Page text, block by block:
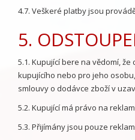
4.7. Veškeré platby jsou
5.
5.1. Kupující bere na vědomí,
kupujícího nebo pro jeho
smlouvy o dodávce zboží v
5.2. Kupující má právo na
5.3. Přijímány jsou pouze